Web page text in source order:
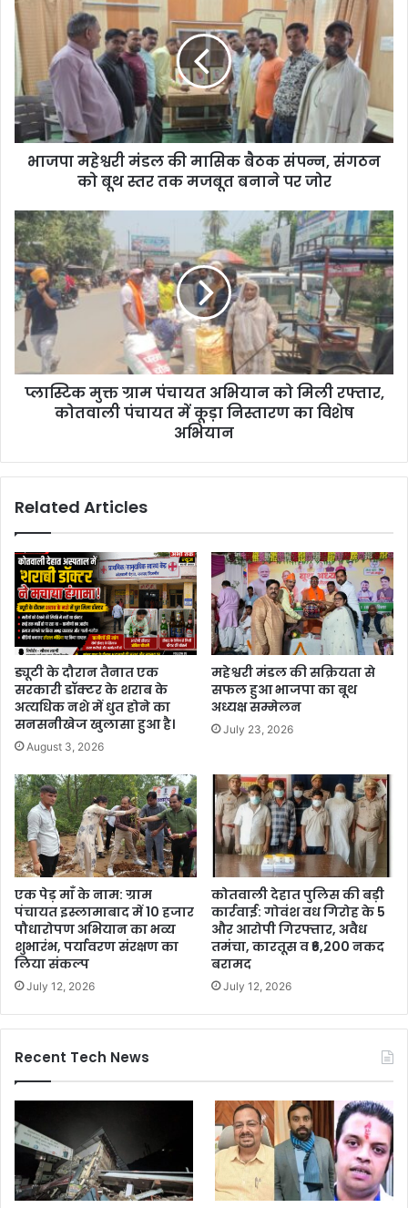
भाजपा महेश्वरी मंडल की मासिक बैठक संपन्न, संगठन
को बूथ स्तर तक मजबूत बनाने पर जोर
प्लास्टिक मुक्त ग्राम पंचायत अभियान को मिली रफ्तार,
कोतवाली पंचायत में कूड़ा निस्तारण का विशेष
अभियान
Related Articles
ड्यूटी के दौरान तैनात एक
सरकारी डॉक्टर के शराब के
अत्यधिक नशे में धुत होने का
सनसनीखेज खुलासा हुआ है।
August 3, 2026
महेश्वरी मंडल की सक्रियता से
सफल हुआ भाजपा का बूथ
अध्यक्ष सम्मेलन
July 23, 2026
एक पेड़ माँ के नाम: ग्राम
पंचायत इस्लामाबाद में 10 हजार
पौधारोपण अभियान का भव्य
शुभारंभ, पर्यावरण संरक्षण का
लिया संकल्प
July 12, 2026
कोतवाली देहात पुलिस की बड़ी
कार्रवाई: गोवंश वध गिरोह के 5
और आरोपी गिरफ्तार, अवैध
तमंचा, कारतूस व ₹6,200 नकद
बरामद
July 12, 2026
Recent Tech News